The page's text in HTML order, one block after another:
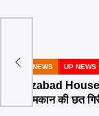
POSTED
HNN NEWS UP NEWS
Firozabad
कच्चे मकान की छत